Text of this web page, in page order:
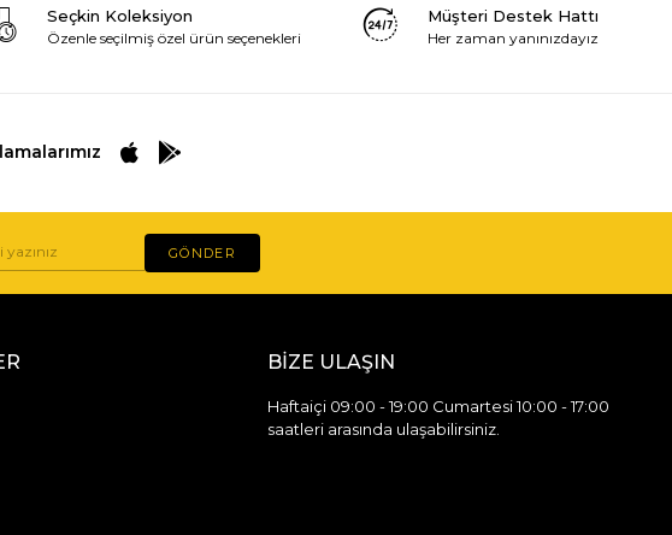
Seçkin Koleksiyon
Özenle seçilmiş özel ürün seçenekleri
Müşteri Destek Hattı
Her zaman yanınızdayız
GÖNDER
BİZE ULAŞIN
Haftaiçi 09:00 - 19:00 Cumartesi 10:00 - 17:00
saatleri arasında ulaşabilirsiniz.